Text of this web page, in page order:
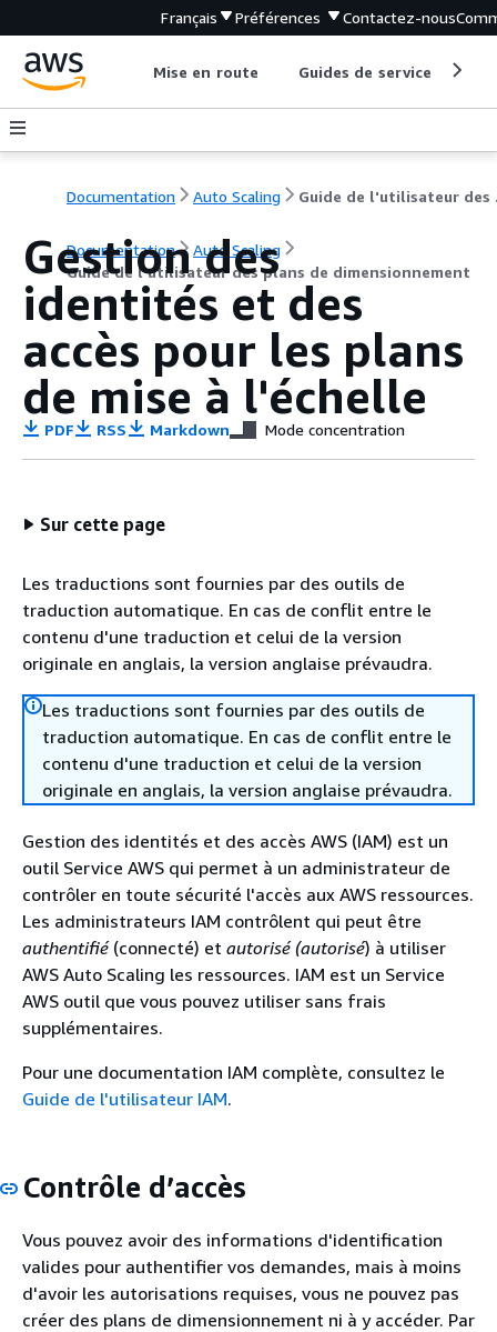
Français Préférences Contactez-nous
Mise en route Guides de service
Documentation Auto Scaling
Documentation
Auto Scaling
Guide de l'utilisateur des plans de dimensionnement
Gestion des
identités et des
accès pour les plans
de mise à l'échelle
PDF RSS Markdown Mode concentration
Sur cette page
Les traductions sont fournies par des outils de
traduction automatique. En cas de conflit entre le
contenu d'une traduction et celui de la version
originale en anglais, la version anglaise prévaudra.
Les traductions sont fournies par des outils de
traduction automatique. En cas de conflit entre le
contenu d'une traduction et celui de la version
originale en anglais, la version anglaise prévaudra.
Gestion des identités et des accès AWS (IAM) est un
outil Service AWS qui permet à un administrateur de
contrôler en toute sécurité l'accès aux AWS ressources.
Les administrateurs IAM contrôlent qui peut être
authentifié(connecté) et autorisé (autorisé) à utiliser
AWS Auto Scaling les ressources. IAM est un Service
AWS outil que vous pouvez utiliser sans frais
supplémentaires.
Pour une documentation IAM complète, consultez le
Guide de l'utilisateur IAM.
Contrôle d’accès
Vous pouvez avoir des informations d'identification
valides pour authentifier vos demandes, mais à moins
d'avoir les autorisations requises, vous ne pouvez pas
créer des plans de dimensionnement ni à y accéder. Par